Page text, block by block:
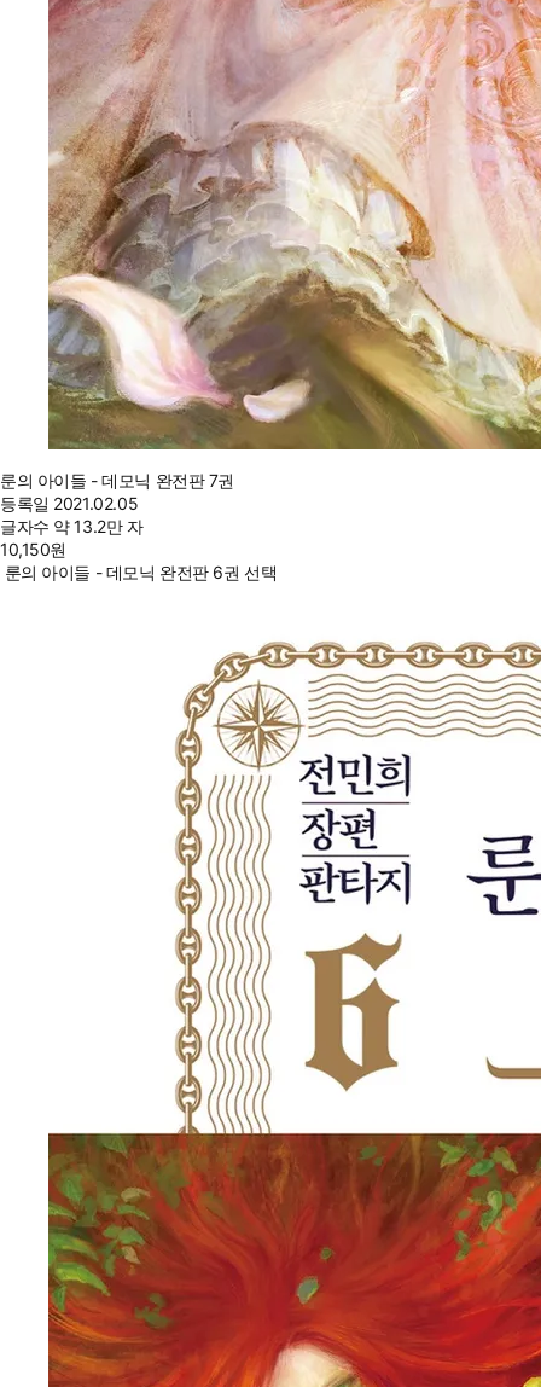
룬의 아이들 - 데모닉 완전판 7권
등록일 2021.02.05
글자수 약 13.2만 자
10,150원
룬의 아이들 - 데모닉 완전판 6권 선택